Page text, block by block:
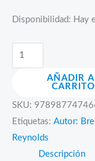
Disponibilidad: Hay
Chicos
típicamente
americanos
cantidad
AÑADIR
CARRITO
SKU:
Etiquetas: Autor:
Reynolds
Descripción